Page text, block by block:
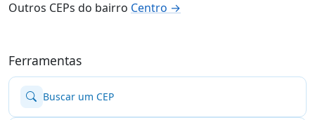
Outros CEPs do bairro Centro →
Ferramentas
Buscar um CEP